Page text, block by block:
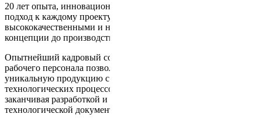
20 лет опыта, инновационные технологии и индивидуальный
подход к каждому проекту, обеспечивая вас
высококачественными и надежными решениями от
концепции до производства.
Опытнейший кадровый состав инженерно-технического и
рабочего персонала позволяет выпускать нестандартную и
уникальную продукцию с полной разработкой
технологических процессов начиная от производства и
заканчивая разработкой и изготовлением необходимой
технологической документации.